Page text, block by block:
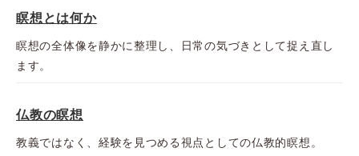
瞑想とは何か
瞑想の全体像を静かに整理し、日常の気づきとして捉え直し
ます。
仏教の瞑想
教義ではなく、経験を見つめる視点としての仏教的瞑想。